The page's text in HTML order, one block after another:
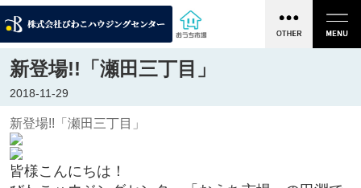
新登場!!「瀬田三丁目」
2018-11-29
新登場!!「瀬田三丁目」
皆様こんにちは！